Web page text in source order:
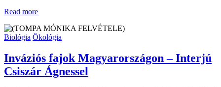
Read more
Biológia Ökológia
Inváziós fajok Magyarországon – Interjú
Csiszár Ágnessel